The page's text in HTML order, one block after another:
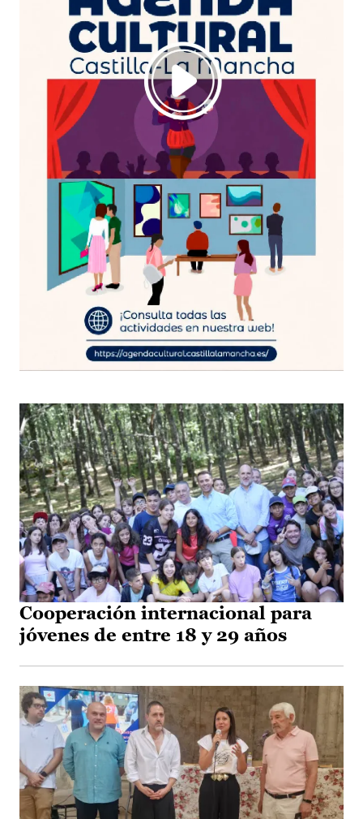
Cooperación internacional para
jóvenes de entre 18 y 29 años